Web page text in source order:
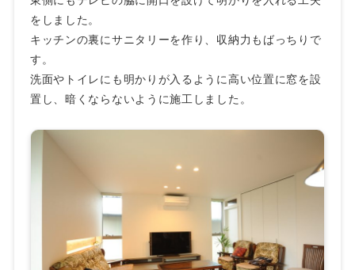
をしました。
キッチンの裏にサニタリーを作り、収納力もばっちりで
す。
洗面やトイレにも明かりが入るように高い位置に窓を設
置し、暗くならないように施工しました。